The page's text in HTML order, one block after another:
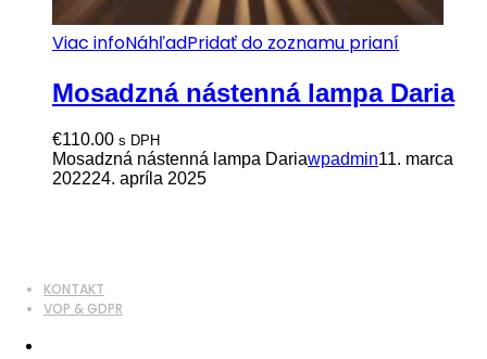
Viac infoNáhľadPridať do zoznamu prianí
Mosadzná nástenná lampa Daria
€110.00 s DPH
Mosadzná nástenná lampa Dariawpadmin11. marca
202224. apríla 2025
KONTAKT
VOP & GDPR